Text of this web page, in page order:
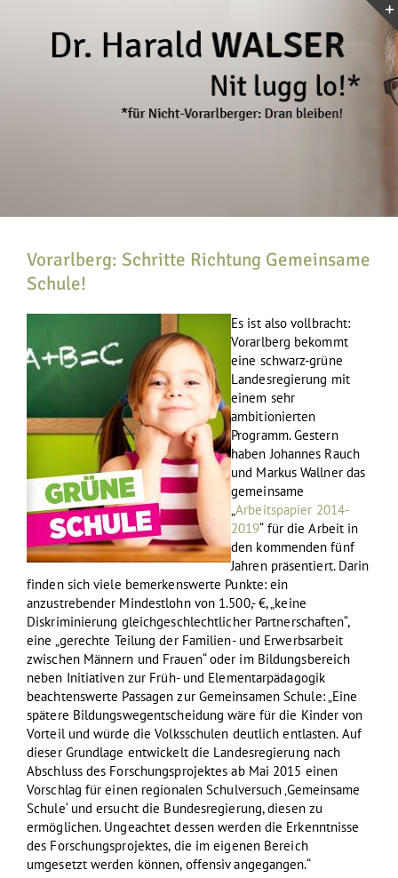
Vorarlberg: Schritte Richtung Gemeinsame
Schule!
Es ist also vollbracht:
Vorarlberg bekommt
eine schwarz-grüne
Landesregierung mit
einem sehr
ambitionierten
Programm. Gestern
haben Johannes Rauch
und Markus Wallner das
gemeinsame
„Arbeitspapier 2014-
2019“ für die Arbeit in
den kommenden fünf
Jahren präsentiert. Darin
finden sich viele bemerkenswerte Punkte: ein
anzustrebender Mindestlohn von 1.500,- €, „keine
Diskriminierung gleichgeschlechtlicher Partnerschaften“,
eine „gerechte Teilung der Familien- und Erwerbsarbeit
zwischen Männern und Frauen“ oder im Bildungsbereich
neben Initiativen zur Früh- und Elementarpädagogik
beachtenswerte Passagen zur Gemeinsamen Schule: „Eine
spätere Bildungswegentscheidung wäre für die Kinder von
Vorteil und würde die Volksschulen deutlich entlasten. Auf
dieser Grundlage entwickelt die Landesregierung nach
Abschluss des Forschungsprojektes ab Mai 2015 einen
Vorschlag für einen regionalen Schulversuch ‚Gemeinsame
Schule‘ und ersucht die Bundesregierung, diesen zu
ermöglichen. Ungeachtet dessen werden die Erkenntnisse
des Forschungsprojektes, die im eigenen Bereich
umgesetzt werden können, offensiv angegangen.“